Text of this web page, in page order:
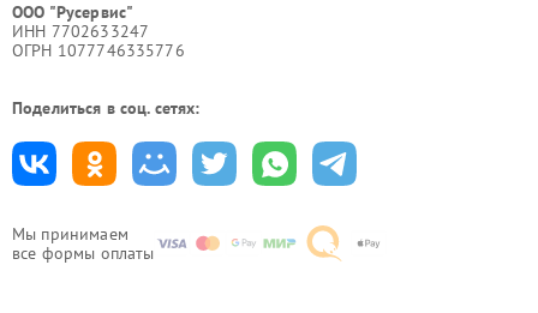
Мы принимаем
все формы оплаты
ООО "Русервис"
ИНН 7702633247
ОГРН 1077746335776
Поделиться в соц. сетях: